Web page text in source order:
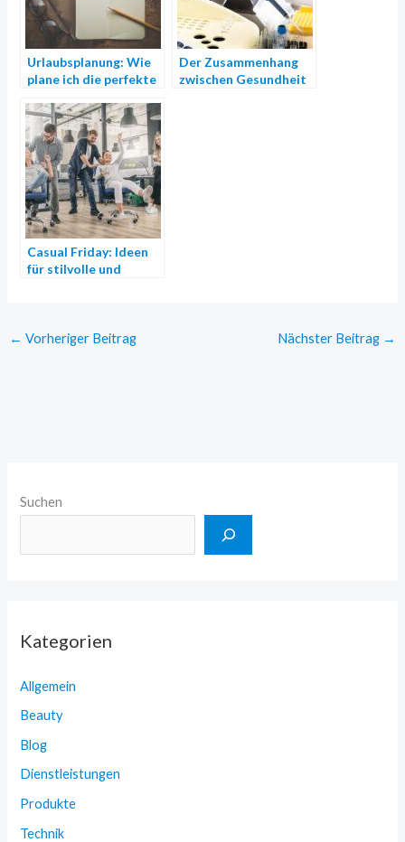
Urlaubsplanung: Wie
plane ich die perfekte
Urlaub ohne Stress zu
genießen?
Der Zusammenhang
zwischen Gesundheit
Casual Friday: Ideen
für stilvolle und
← Vorheriger Beitrag Nächster Beitrag →
Suchen
Kategorien
Allgemein
Beauty
Blog
Dienstleistungen
Produkte
Technik